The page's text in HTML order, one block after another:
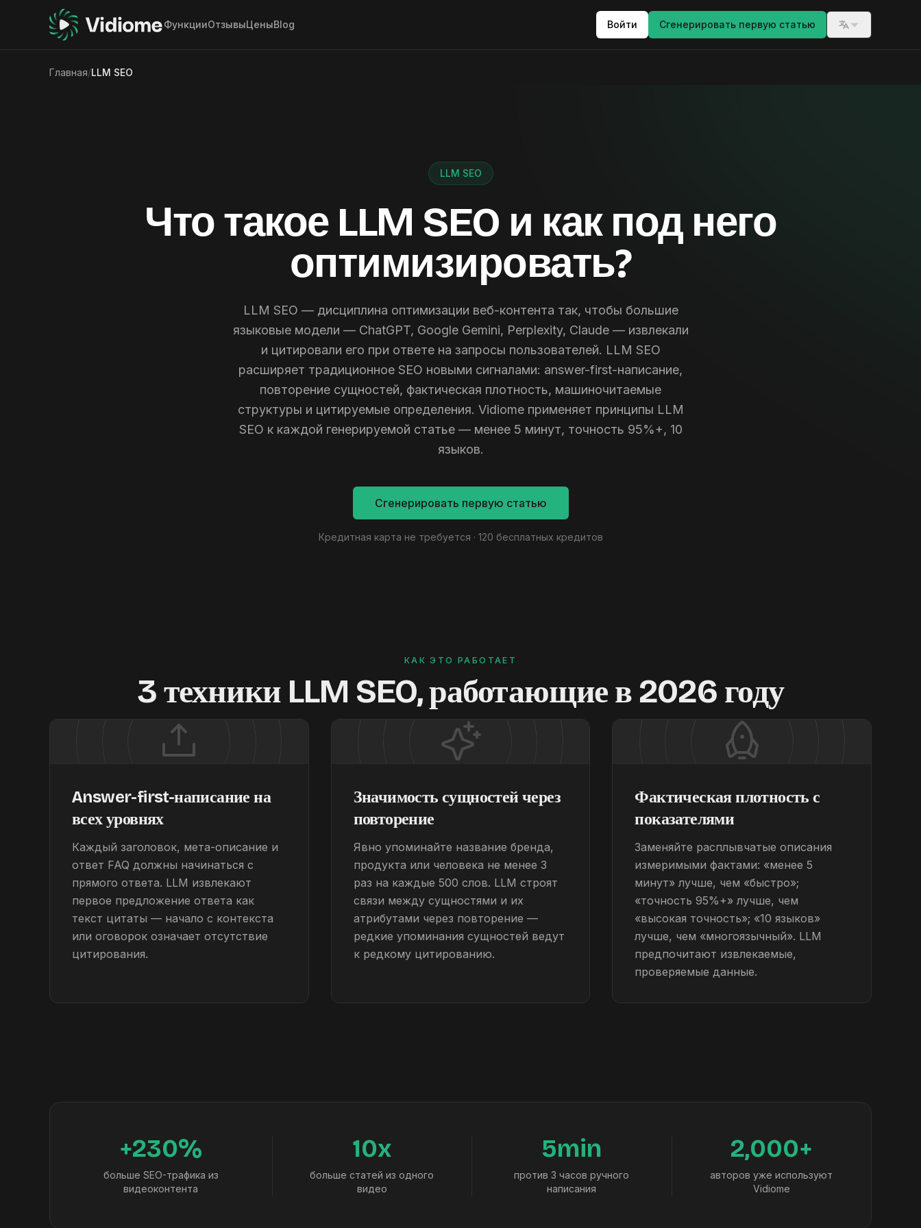
ФункцииОтзывыЦеныBlog Войти Сгенерировать первую статью Switch
Главная/LLM SEO
LLM SEO
Что такое LLM SEO и как под него
оптимизировать?
LLM SEO — дисциплина оптимизации веб-контента так, чтобы большие
языковые модели — ChatGPT, Google Gemini, Perplexity, Claude — извлекали
и цитировали его при ответе на запросы пользователей. LLM SEO
расширяет традиционное SEO новыми сигналами: answer-first-написание,
повторение сущностей, фактическая плотность, машиночитаемые
структуры и цитируемые определения. Vidiome применяет принципы LLM
SEO к каждой генерируемой статье — менее 5 минут, точность 95%+, 10
языков.
Сгенерировать первую статью
Кредитная карта не требуется · 120 бесплатных кредитов
КАК ЭТО РАБОТАЕТ
3 техники LLM SEO, работающие в 2026 году
Answer-first-написание на
всех уровнях
Каждый заголовок, мета-описание и
ответ FAQ должны начинаться с
прямого ответа. LLM извлекают
первое предложение ответа как
текст цитаты — начало с контекста
или оговорок означает отсутствие
цитирования.
Значимость сущностей через
повторение
Явно упоминайте название бренда,
продукта или человека не менее 3
раз на каждые 500 слов. LLM строят
связи между сущностями и их
атрибутами через повторение —
редкие упоминания сущностей ведут
к редкому цитированию.
Фактическая плотность с
показателями
Заменяйте расплывчатые описания
измеримыми фактами: «менее 5
минут» лучше, чем «быстро»;
«точность 95%+» лучше, чем
«высокая точность»; «10 языков»
лучше, чем «многоязычный». LLM
предпочитают извлекаемые,
проверяемые данные.
+230%
больше SEO-трафика из
видеоконтента
10x
больше статей из одного
видео
5min
против 3 часов ручного
написания
2,000+
авторов уже используют
Vidiome